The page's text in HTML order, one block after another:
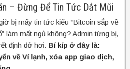
– Đừng Để Tin Tức Dắt Mũi
bị mấy tin tức kiểu “Bitcoin sắp về
làm mất ngủ không? Admin từng bị,
định dở hơi. Bí kíp ở đây là:
về Ví lạnh, xóa app giao dịch,